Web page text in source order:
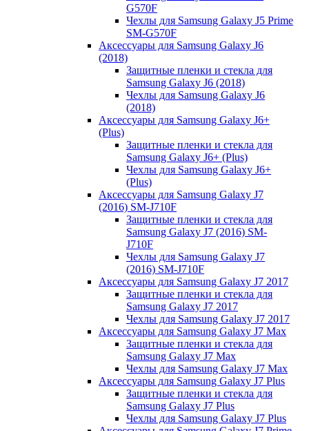
G570F
Чехлы для Samsung Galaxy J5 Prime
SM-G570F
Аксессуары для Samsung Galaxy J6
(2018)
Защитные пленки и стекла для
Samsung Galaxy J6 (2018)
Чехлы для Samsung Galaxy J6
(2018)
Аксессуары для Samsung Galaxy J6+
(Plus)
Защитные пленки и стекла для
Samsung Galaxy J6+ (Plus)
Чехлы для Samsung Galaxy J6+
(Plus)
Аксессуары для Samsung Galaxy J7
(2016) SM-J710F
Защитные пленки и стекла для
Samsung Galaxy J7 (2016) SM-
J710F
Чехлы для Samsung Galaxy J7
(2016) SM-J710F
Аксессуары для Samsung Galaxy J7 2017
Защитные пленки и стекла для
Samsung Galaxy J7 2017
Чехлы для Samsung Galaxy J7 2017
Аксессуары для Samsung Galaxy J7 Max
Защитные пленки и стекла для
Samsung Galaxy J7 Max
Чехлы для Samsung Galaxy J7 Max
Аксессуары для Samsung Galaxy J7 Plus
Защитные пленки и стекла для
Samsung Galaxy J7 Plus
Чехлы для Samsung Galaxy J7 Plus